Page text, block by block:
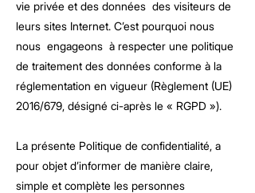
vie privée et des données des visiteurs de
leurs sites Internet. C’est pourquoi nous
nous engageons à respecter une politique
de traitement des données conforme à la
réglementation en vigueur (Règlement (UE)
2016/679, désigné ci-après le « RGPD »).
La présente Politique de confidentialité, a
pour objet d’informer de manière claire,
simple et complète les personnes